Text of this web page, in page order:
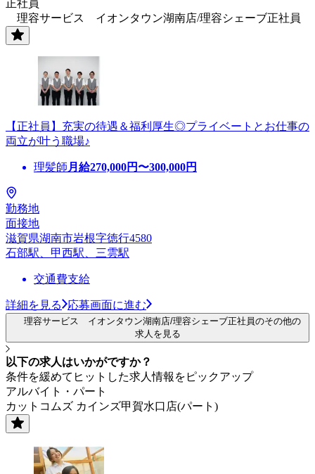
正社員
理容サービス イオンタウン湖南店/理容シェーブ正社員
【正社員】充実の待遇＆福利厚生◎プライベートとお仕事の
両立が叶う職場♪
理髪師 月給270,000円〜300,000円
勤務地
面接地
滋賀県湖南市岩根字徳行4580
石部駅、甲西駅、三雲駅
交通費支給
詳細を見る 応募画面に進む
理容サービス イオンタウン湖南店/理容シェーブ正社員のその他の
求人を見る
以下の求人はいかがですか？
条件を緩めてヒットした求人情報をピックアップ
アルバイト・パート
カットコムズ カインズ甲賀水口店(パート)